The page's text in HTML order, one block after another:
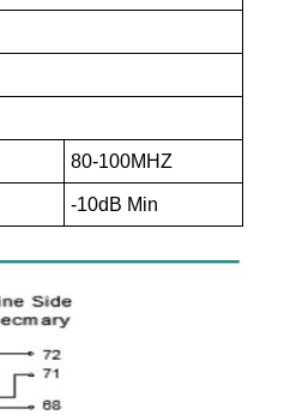
80-100MHZ
-10dB Min